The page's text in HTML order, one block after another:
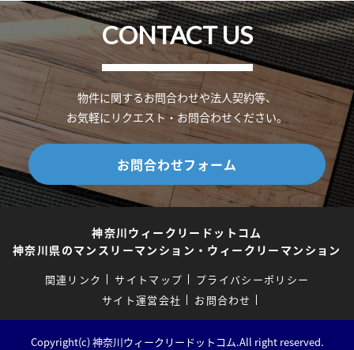
CONTACT US
物件に関するお問合わせや法人契約等、
お気軽にリクエスト・お問合わせください。
お問合わせフォーム
神奈川ウィークリードットコム
神奈川県のマンスリーマンション・ウィークリーマンション
関連リンク サイトマップ
プライバシーポリシー
サイト運営会社
お問合わせ
Copyright(c) 神奈川ウィークリードットコム.All right reserved.